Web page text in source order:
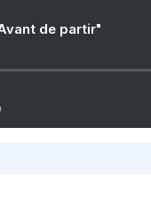
de partir"